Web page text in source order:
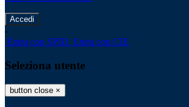
-
Entra con SPID Entra con CIE
Seleziona utente
button close ×